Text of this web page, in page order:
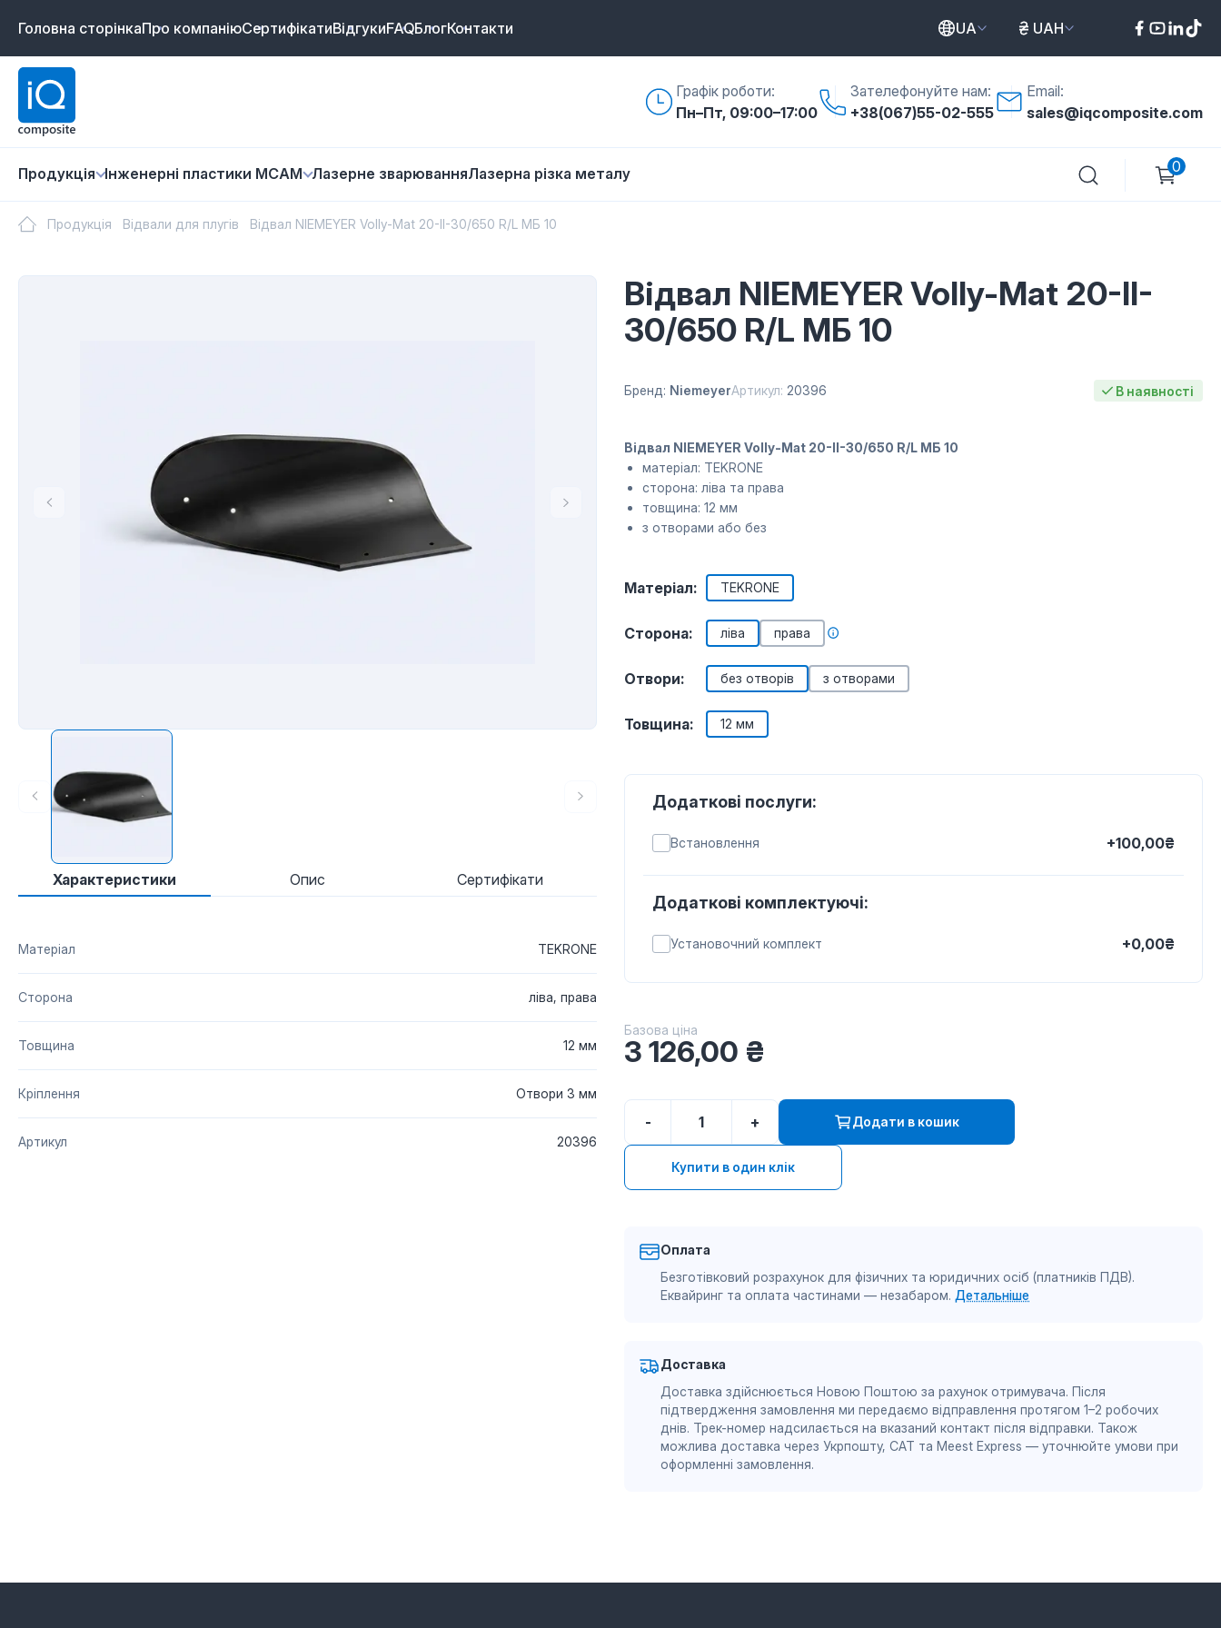
Головна сторінкаПро компаніюСертифікатиВідгукиFAQБлогКонтакти UA UAH
Графік роботи:
Пн–Пт, 09:00–17:00
Зателефонуйте нам:
+38(067)55-02-555
Email:
sales@iqcomposite.com
Продукція Інженерні пластики MCAM Лазернe зварюванняЛазерна різка металу 0
Продукція Відвали для плугів Відвал NIEMEYER Volly-Mat 20-II-30/650 R/L МБ 10
Характеристики Опис Сертифікати
Матеріал TEKRONE
Сторона ліва, права
Товщина 12 мм
Кріплення Отвори 3 мм
Артикул 20396
Відвал NIEMEYER Volly-Mat 20-II-
30/650 R/L МБ 10
Бренд: NiemeyerАртикул: 20396 В наявності
Відвал NIEMEYER Volly-Mat 20-II-30/650 R/L МБ 10
матеріал: TEKRONE
сторона: ліва та права
товщина: 12 мм
з отворами або без
Матеріал: TEKRONE
Сторона: ліва права
Отвори: без отворів з отворами
Товщина: 12 мм
Додаткові послуги:
Встановлення +100,00₴
Додаткові комплектуючі:
Установочний комплект +0,00₴
Базова ціна
3 126,00 ₴
- + Додати в кошик
Купити в один клік
Оплата
Безготівковий розрахунок для фізичних та юридичних осіб (платників ПДВ).
Еквайринг та оплата частинами — незабаром. Детальніше
Доставка
Доставка здійснюється Новою Поштою за рахунок отримувача. Після
підтвердження замовлення ми передаємо відправлення протягом 1–2 робочих
днів. Трек-номер надсилається на вказаний контакт після відправки. Також
можлива доставка через Укрпошту, САТ та Meest Express — уточнюйте умови при
оформленні замовлення.